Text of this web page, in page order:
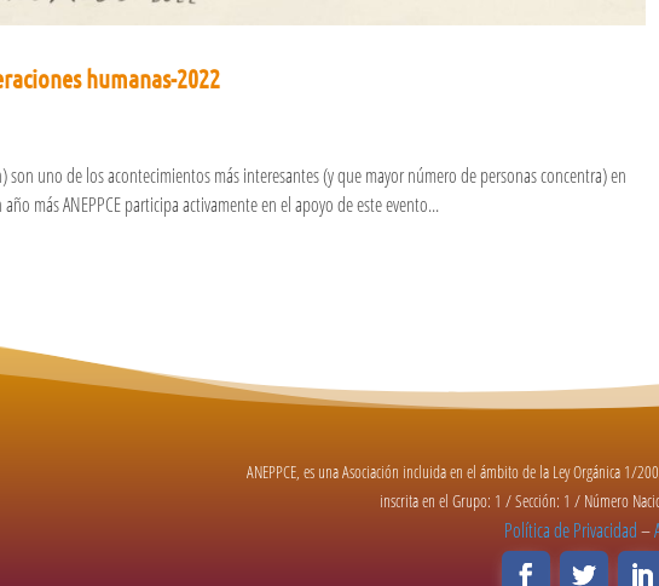
humanas-2022
son uno de los acontecimientos más interesantes (y que mayor número de personas concentra) en
más ANEPPCE participa activamente en el apoyo de este evento...
ANEPPCE, es una Asociación incluida en el ámbito de la Ley Orgánica 1/
inscrita en el Grupo: 1 / Sección: 1 / Número
Política de Privacidad–